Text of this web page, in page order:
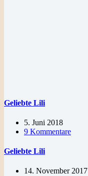
Geliebte Lili
5. Juni 2018
9 Kommentare
Geliebte Lili
14. November 2017